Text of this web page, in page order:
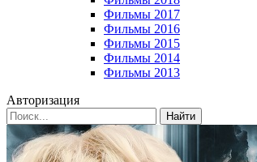
Фильмы 2017
Фильмы 2016
Фильмы 2015
Фильмы 2014
Фильмы 2013
Авторизация
Найти